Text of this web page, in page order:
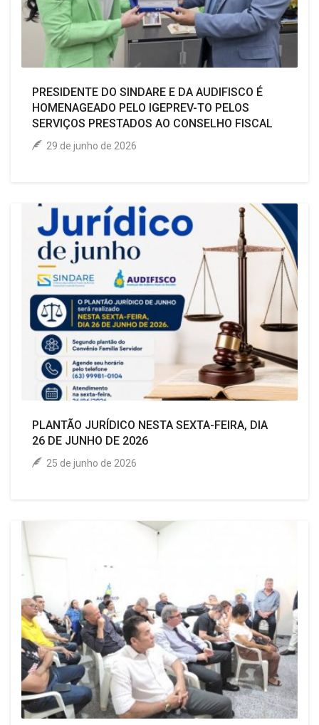
PRESIDENTE DO SINDARE E DA AUDIFISCO É
HOMENAGEADO PELO IGEPREV-TO PELOS
SERVIÇOS PRESTADOS AO CONSELHO FISCAL
29 de junho de 2026
PLANTÃO JURÍDICO NESTA SEXTA-FEIRA, DIA
26 DE JUNHO DE 2026
25 de junho de 2026